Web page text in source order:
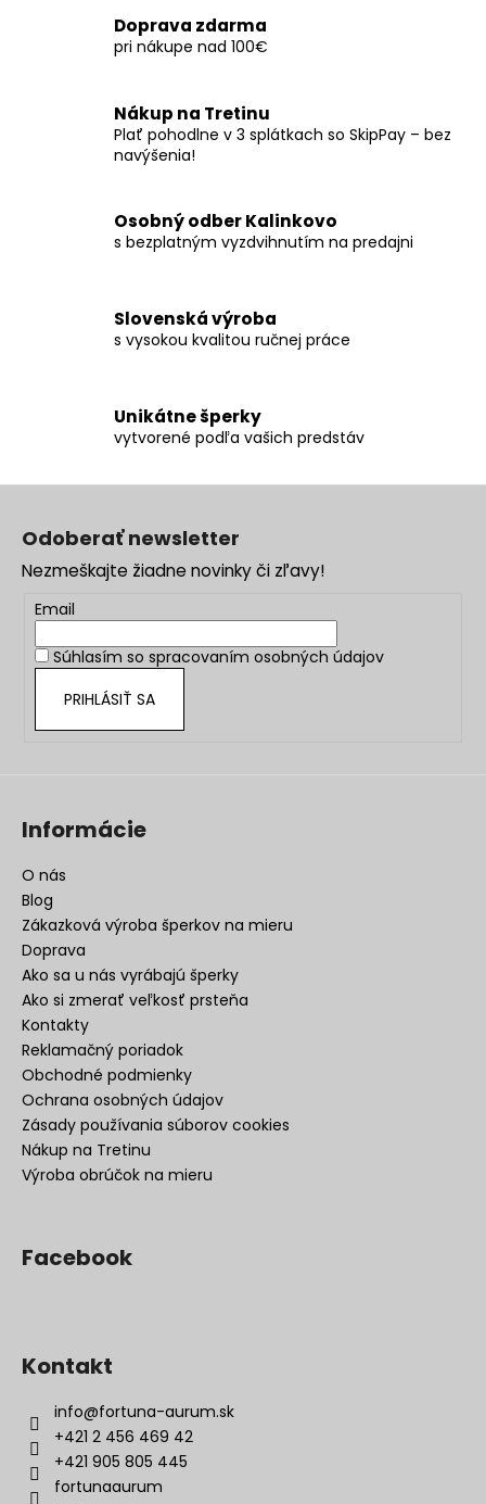
a
c
p
r
y
v
ý
s
u
a
n
Doprava zdarma
pri nákupe nad 100€
Nákup na Tretinu
Plať pohodlne v 3 splátkach so SkipPay – bez
navýšenia!
Osobný odber Kalinkovo
s bezplatným vyzdvihnutím na predajni
Slovenská výroba
s vysokou kvalitou ručnej práce
Unikátne šperky
vytvorené podľa vašich predstáv
Odoberať newsletter
Nezmeškajte žiadne novinky či zľavy!
Email
Súhlasím so spracovaním osobných údajov
PRIHLÁSIŤ SA
Informácie
O nás
Blog
Zákazková výroba šperkov na mieru
Doprava
Ako sa u nás vyrábajú šperky
Ako si zmerať veľkosť prsteňa
Kontakty
Reklamačný poriadok
Obchodné podmienky
Ochrana osobných údajov
Zásady používania súborov cookies
Nákup na Tretinu
Výroba obrúčok na mieru
Facebook
Kontakt
info@fortuna-aurum.sk
+421 2 456 469 42
+421 905 805 445
fortunaaurum